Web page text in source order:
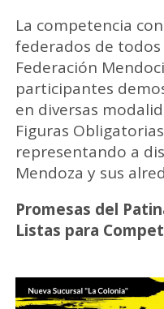
La competencia
federados de todos
Federación
participantes
en diversas
Figuras
representando a
Mendoza y sus
Promesas del
Listas para